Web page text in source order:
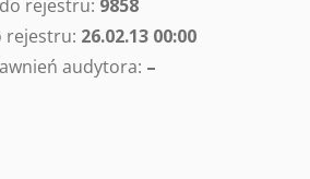
rejestru: 9858
rejestru: 26.02.13 00:00
audytora: –